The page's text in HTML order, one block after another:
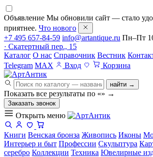
Объявление Мы обновили сайт — стало
приятнее. Что нового
+7 495 657-84-59 info@artantique.ru Пн–Пт
· Скатертный пер., 15
Каталог О нас Справочник Вестник
Telegram MAX Вход Корзина
найти →
Показать все результаты по «» →
Заказать звонок
Открыть меню
Книги Венская бронза Живопись Иконы
Интерьер и быт Профессии Скульптура
серебро Коллекции Техника Ювелирные